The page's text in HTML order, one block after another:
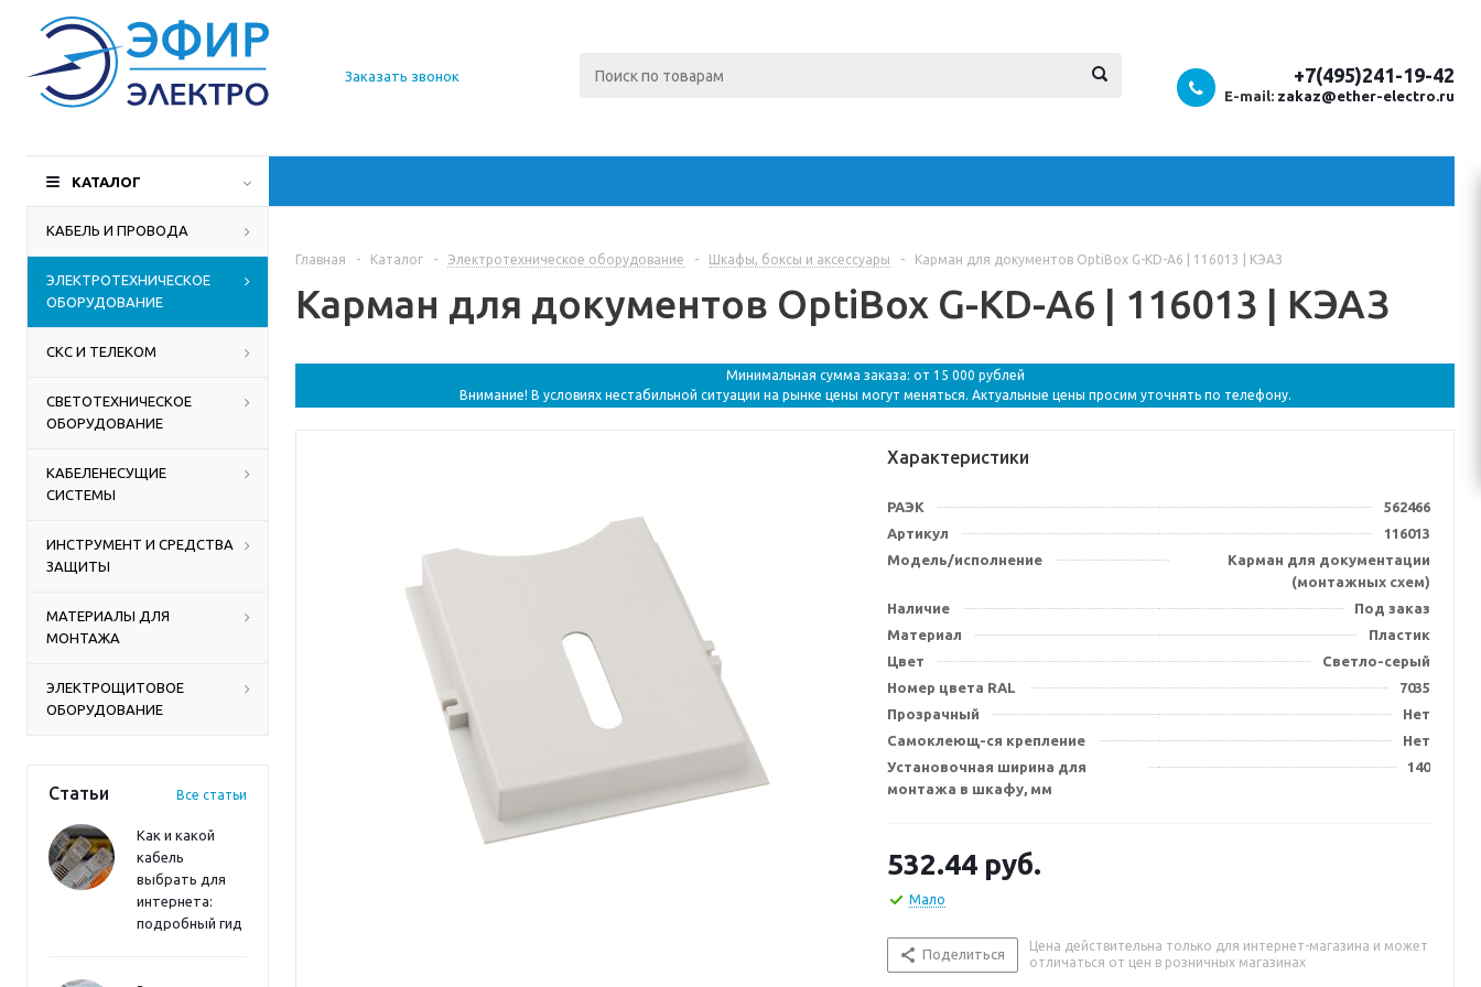
О компании
Доставка
Производители
Контакты
Заказать звонок +7(495)241-19-42
E-mail: zakaz@ether-electro.ru
КАТАЛОГ
КАБЕЛЬ И ПРОВОДА
ЭЛЕКТРОТЕХНИЧЕСКОЕ
ОБОРУДОВАНИЕ
СКС И ТЕЛЕКОМ
СВЕТОТЕХНИЧЕСКОЕ
ОБОРУДОВАНИЕ
КАБЕЛЕНЕСУЩИЕ
СИСТЕМЫ
ИНСТРУМЕНТ И СРЕДСТВА
ЗАЩИТЫ
МАТЕРИАЛЫ ДЛЯ
МОНТАЖА
ЭЛЕКТРОЩИТОВОЕ
ОБОРУДОВАНИЕ
Статьи Все статьи
Как и какой
кабель
выбрать для
интернета:
подробный гид
Главная - Каталог - Электротехническое оборудование - Шкафы, боксы и аксессуары - Карман для документов OptiBox G-KD-A6 | 116013 | КЭАЗ
Карман для документов OptiBox G-KD-A6 | 116013 | КЭАЗ
Минимальная сумма заказа: от 15 000 рублей
Внимание! В условиях нестабильной ситуации на рынке цены могут меняться. Актуальные цены просим уточнять по телефону.
Характеристики
РАЭК
562466
Артикул
116013
Модель/исполнение
Карман для документации
(монтажных схем)
Наличие
Под заказ
Материал
Пластик
Цвет
Светло-серый
Номер цвета RAL
7035
Прозрачный
Нет
Самоклеющ-ся крепление
Нет
Установочная ширина для
монтажа в шкафу, мм
140
532.44 руб.
Мало
Поделиться
Цена действительна только для интернет-магазина и может
отличаться от цен в розничных магазинах